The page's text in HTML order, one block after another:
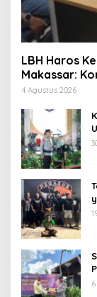
LBH Haros
Makassar:
4 Agustus 2026